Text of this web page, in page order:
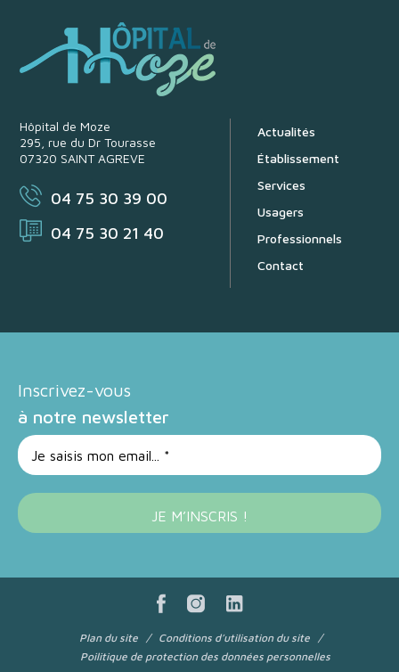
Hôpital de Moze
295, rue du Dr Tourasse
07320 SAINT AGREVE
04 75 30 39 00
04 75 30 21 40
Actualités
Établissement
Services
Usagers
Professionnels
Contact
Inscrivez-vous
à notre newsletter
Plan du site
Conditions d’utilisation du site
Poilitique de protection des données personnelles